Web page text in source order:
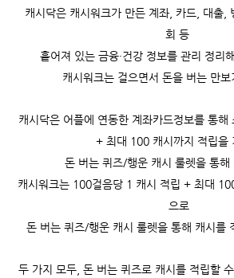
캐시닥은 캐시워크가 만든 계좌, 카드, 대출,
회 등
흩어져 있는 금융·건강 정보를 관리 정리
캐시워크는 걸으면서 돈을 버는 만
캐시닥은 어플에 연동한 계좌카드정보를 통
+ 최대 100 캐시까지 적립을
돈 버는 퀴즈/행운 캐시 룰렛을 통해
캐시워크는 100걸음당 1 캐시 적립 + 최대
으로
돈 버는 퀴즈/행운 캐시 룰렛을 통해 캐시를
두 가지 모두, 돈 버는 퀴즈로 캐시를 적립할 수